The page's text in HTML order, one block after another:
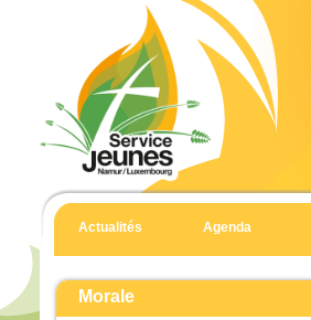
Actualités Agenda
Morale